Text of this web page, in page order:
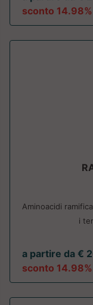
sconto 14.98%
Aminoacidi
i
a partire da €
sconto 14.98%